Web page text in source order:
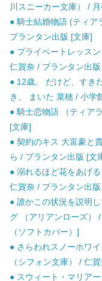
川スニーカー文庫） /
● 騎士結婚物語 (ティ
プランタン出版 [文庫]
● プライベートレッス
仁賀奈 / プランタン出
● 12歳。 だけど、すき
き、 まいた 菜穂 / 小学
● 騎士恋物語 （ティア
[文庫]
● 契約のキス 大富豪と
ら / プランタン出版 [文
● 溺れるほど花をあげ
仁賀奈 / プランタン出
● 誰かこの状況を説明
グ （アリアンローズ）
（ソフトカバー）]
● さらわれスノーホワ
（シフォン文庫） / 仁
● スウィート・マリア